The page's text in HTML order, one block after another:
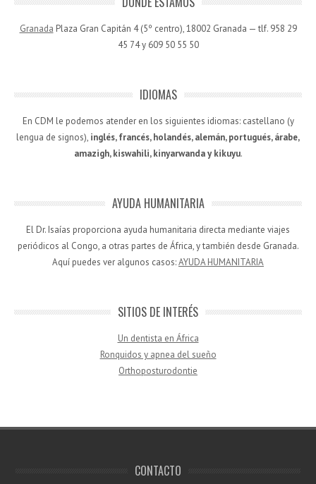
Granada Plaza Gran Capitán 4 (5º centro), 18002 Granada — tlf. 958 29
45 74 y 609 50 55 50
IDIOMAS
En CDM le podemos atender en los siguientes idiomas: castellano (y
lengua de signos), inglés, francés, holandés, alemán, portugués, árabe,
amazigh, kiswahili, kinyarwanda y kikuyu.
AYUDA HUMANITARIA
El Dr. Isaías proporciona ayuda humanitaria directa mediante viajes
periódicos al Congo, a otras partes de África, y también desde Granada.
Aquí puedes ver algunos casos:AYUDA HUMANITARIA
SITIOS DE INTERÉS
Un dentista en África
Ronquidos y apnea del sueño
Orthoposturodontie
CONTACTO